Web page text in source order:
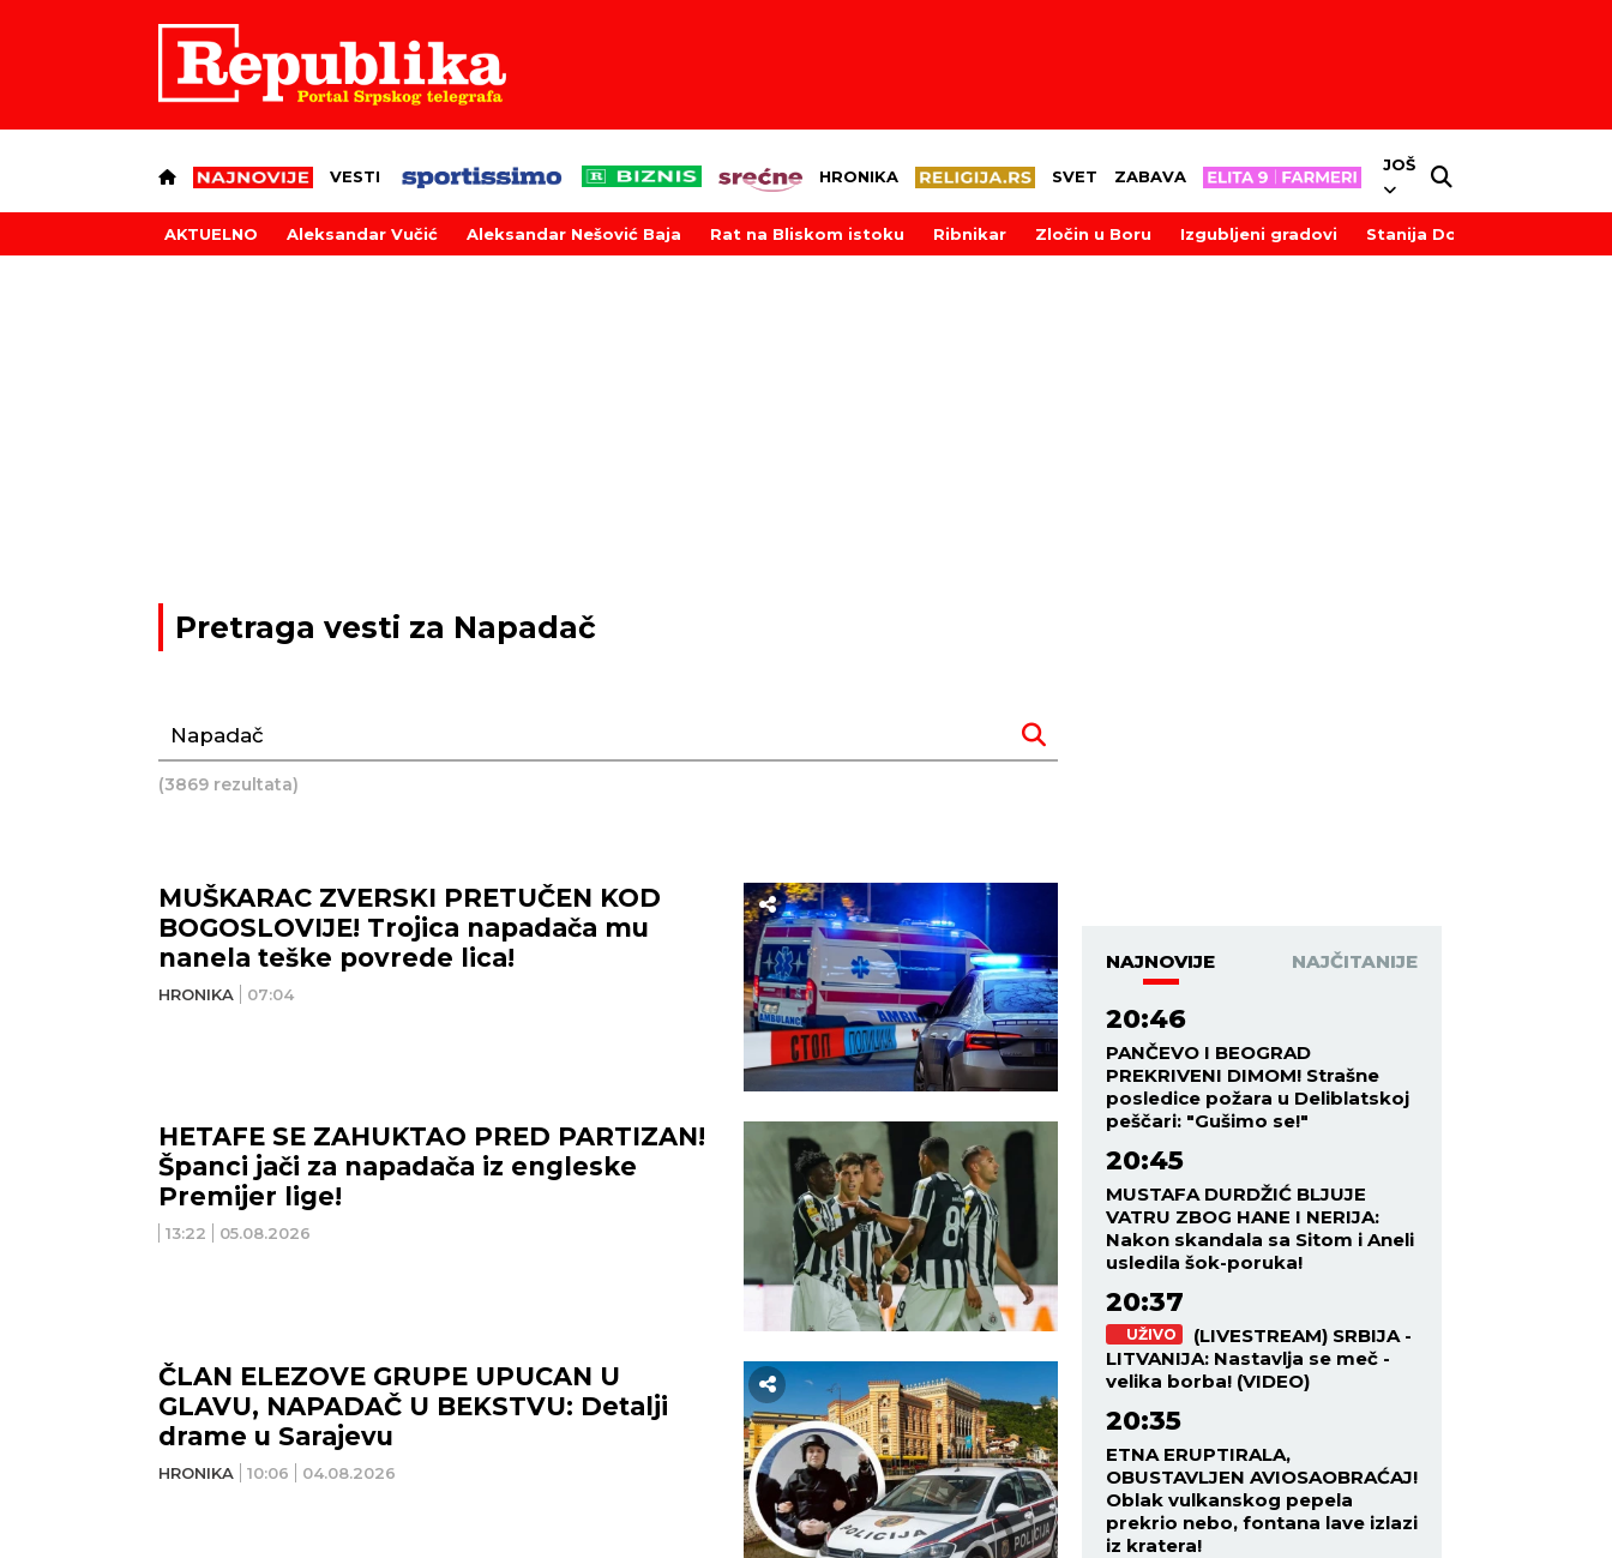
VESTI HRONIKA SVET ZABAVA
JOŠ
AKTUELNO Aleksandar Vučić Aleksandar Nešović Baja Rat na Bliskom istoku Ribnikar Zločin u Boru Izgubljeni gradovi Stanija Dobrojević
Pretraga vesti za Napadač
(3869 rezultata)
HRONIKA 07:04
MUŠKARAC ZVERSKI PRETUČEN KOD
BOGOSLOVIJE! Trojica napadača mu
nanela teške povrede lica!
13:22 05.08.2026
HETAFE SE ZAHUKTAO PRED PARTIZAN!
Španci jači za napadača iz engleske
Premijer lige!
HRONIKA 10:06 04.08.2026
ČLAN ELEZOVE GRUPE UPUCAN U
GLAVU, NAPADAČ U BEKSTVU: Detalji
drame u Sarajevu
NAJNOVIJE NAJČITANIJE
20:46
PANČEVO I BEOGRAD
PREKRIVENI DIMOM! Strašne
posledice požara u Deliblatskoj
peščari: "Gušimo se!"
20:45
MUSTAFA DURDŽIĆ BLJUJE
VATRU ZBOG HANE I NERIJA:
Nakon skandala sa Sitom i Aneli
usledila šok-poruka!
20:37
UŽIVO
(LIVESTREAM) SRBIJA -
LITVANIJA: Nastavlja se meč -
velika borba! (VIDEO)
20:35
ETNA ERUPTIRALA,
OBUSTAVLJEN AVIOSAOBRAĆAJ!
Oblak vulkanskog pepela
prekrio nebo, fontana lave izlazi
iz kratera!